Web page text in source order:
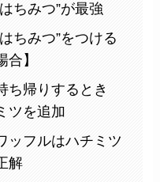
ちみつ”が最強
ちみつ”をつける
】
ち帰りするとき
ツを追加
ッフルはハチミツ
解